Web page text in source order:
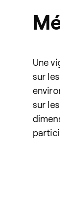
Une
sur
sur